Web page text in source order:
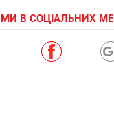
МИ В СОЦІАЛЬНИХ